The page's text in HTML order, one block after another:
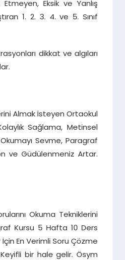
Eksik ve Yanlış
1. 2. 3. 4. ve 5. Sınıf
dikkat ve algıları
Almak İsteyen Ortaokul
Sağlama, Metinsel
Sevme, Paragraf
ve Güdülenmeniz Artar.
Okuma Tekniklerini
Kursu 5 Hafta 10 Ders
En Verimli Soru Çözme
bir hale gelir. Ösym